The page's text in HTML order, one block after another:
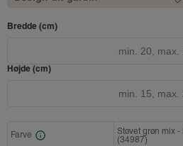
Bredde (cm)
Højde (cm)
Farve
Støvet grøn mix
(34987)